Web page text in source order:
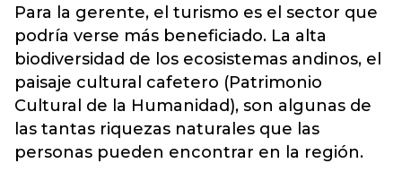
Para la gerente, el turismo es el sector que
podría verse más beneficiado. La alta
biodiversidad de los ecosistemas andinos, el
paisaje cultural cafetero (Patrimonio
Cultural de la Humanidad), son algunas de
las tantas riquezas naturales que las
personas pueden encontrar en la región.